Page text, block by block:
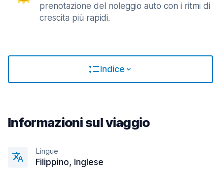
prenotazione del noleggio auto con i ritmi di
crescita più rapidi.
Indice
Informazioni sul viaggio
Lingue
Filippino, Inglese